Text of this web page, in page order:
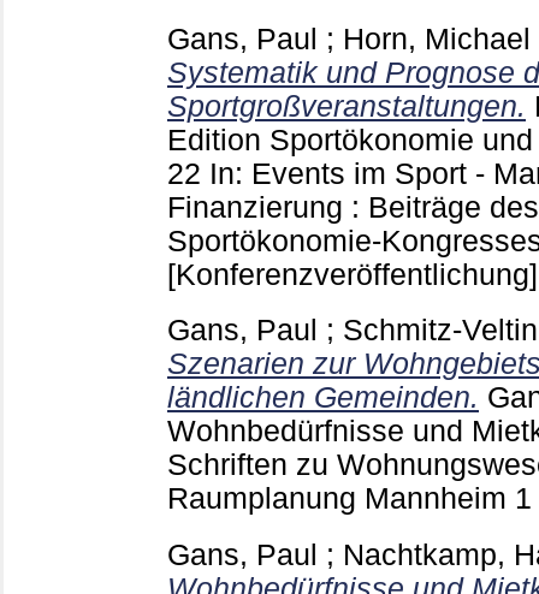
Gans, Paul ; Horn, Michael
Systematik und Prognose
Sportgroßveranstaltungen.
Edition Sportökonomie
22 In: Events im Sport -
Finanzierung : Beiträge
Sportökonomie-
[Konferenzveröffentlichung]
Gans, Paul ; Schmitz-
Szenarien zur
ländlichen Gemeinden.
Wohnbedürfnisse und
Schriften zu
Raumplanung Mannheim 1
Gans, Paul ; Nachtkamp,